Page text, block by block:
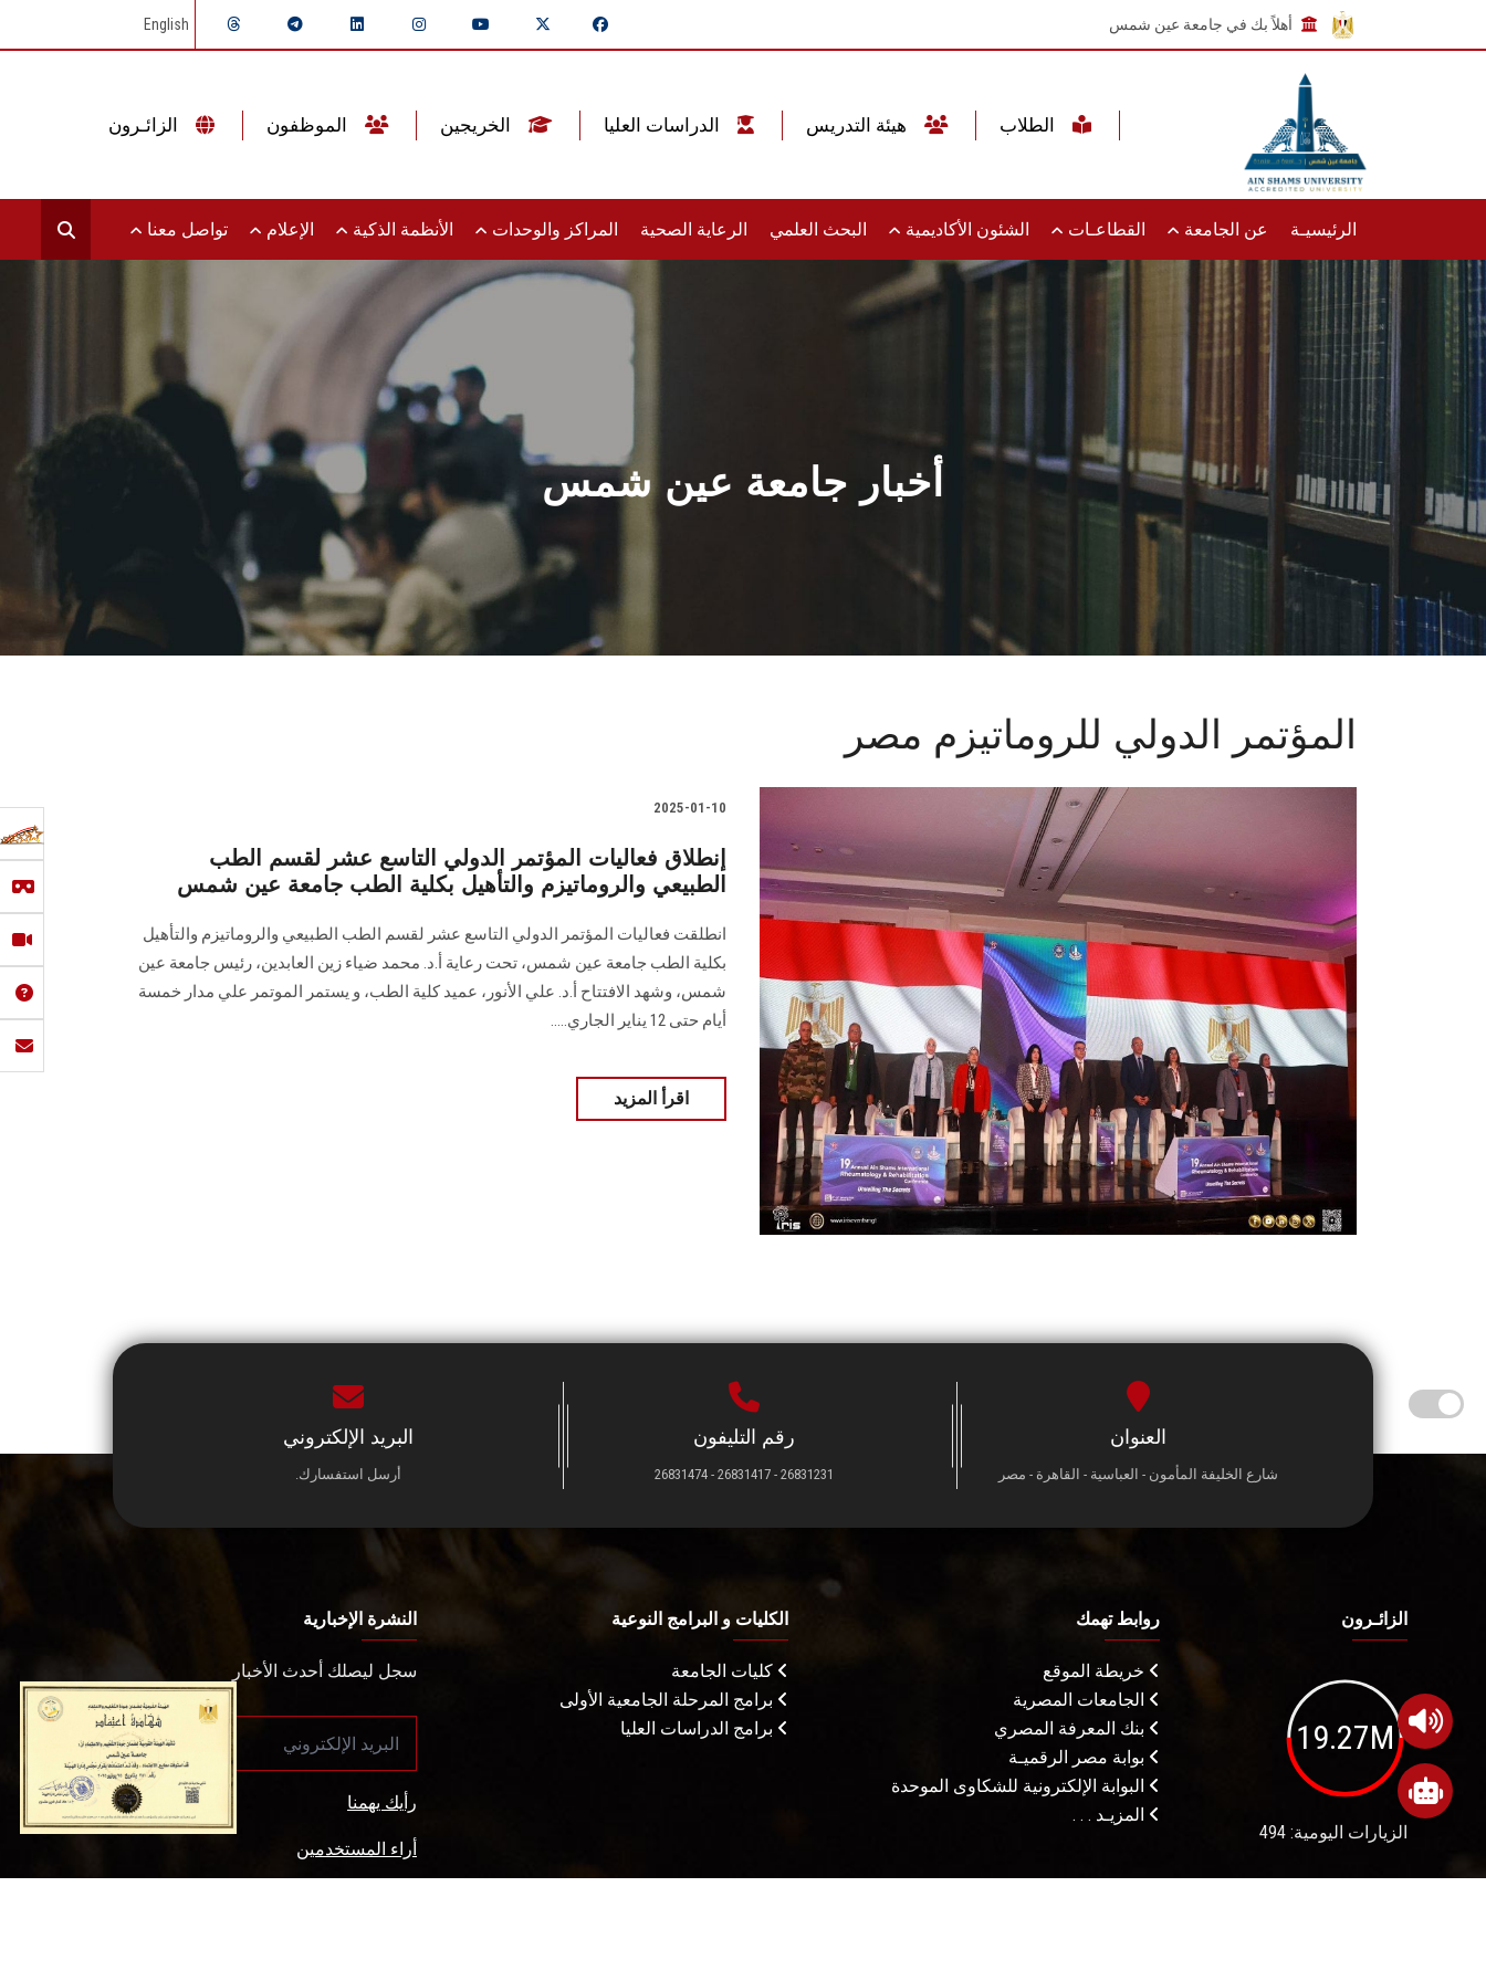
أهلاً بك في جامعة عين شمس English
الرئيسيـة عن الجامعة القطاعـات الشئون الأكاديمية البحث العلمي الرعاية الصحية المراكز والوحدات الأنظمة الذكية الإعلام تواصل معنا
أخبار جامعة عين شمس
المؤتمر الدولي للروماتيزم مصر
2025-01-10
إنطلاق فعاليات المؤتمر الدولي التاسع عشر لقسم الطب
الطبيعي والروماتيزم والتأهيل بكلية الطب جامعة عين شمس
انطلقت فعاليات المؤتمر الدولي التاسع عشر لقسم الطب الطبيعي والروماتيزم والتأهيل
بكلية الطب جامعة عين شمس، تحت رعاية أ.د. محمد ضياء زين العابدين، رئيس جامعة عين
شمس، وشهد الافتتاح أ.د. علي الأنور، عميد كلية الطب، و يستمر الموتمر علي مدار خمسة
أيام حتى 12 يناير الجاري.....
اقرأ المزيد
العنوان
شارع الخليفة المأمون - العباسية - القاهرة - مصر
رقم التليفون
26831231 - 26831417 - 26831474
البريد الإلكتروني
أرسل استفسارك.
الزائـرون
19.27M
الزيارات اليومية: 494
روابط تهمك
خريطة الموقع
الجامعات المصرية
بنك المعرفة المصري
بوابة مصر الرقميـة
البوابة الإلكترونية للشكاوى الموحدة
المزيـد . . .
الكليات و البرامج النوعية
كليات الجامعة
برامج المرحلة الجامعية الأولى
برامج الدراسات العليا
النشرة الإخبارية
سجل ليصلك أحدث الأخبار
رأيك يهمنا
أراء المستخدمين